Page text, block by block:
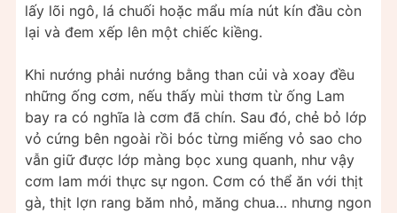
lấy lõi ngô, lá chuối hoặc mẩu mía nút kín đầu còn
lại và đem xếp lên một chiếc kiềng.
Khi nướng phải nướng bằng than củi và xoay đều
những ống cơm, nếu thấy mùi thơm từ ống Lam
bay ra có nghĩa là cơm đã chín. Sau đó, chẻ bỏ lớp
vỏ cứng bên ngoài rồi bóc từng miếng vỏ sao cho
vẫn giữ được lớp màng bọc xung quanh, như vậy
cơm lam mới thực sự ngon. Cơm có thể ăn với thịt
gà, thịt lợn rang băm nhỏ, măng chua… nhưng ngon